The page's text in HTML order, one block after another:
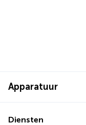
Apparatuur
Diensten